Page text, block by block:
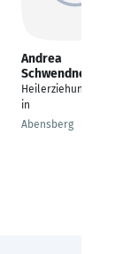
Andrea
Schwendner
Heilerziehungspfleger
in
Abensberg